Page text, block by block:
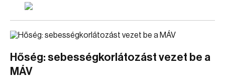
Hőség: sebességkorlátozást vezet be a
MÁV